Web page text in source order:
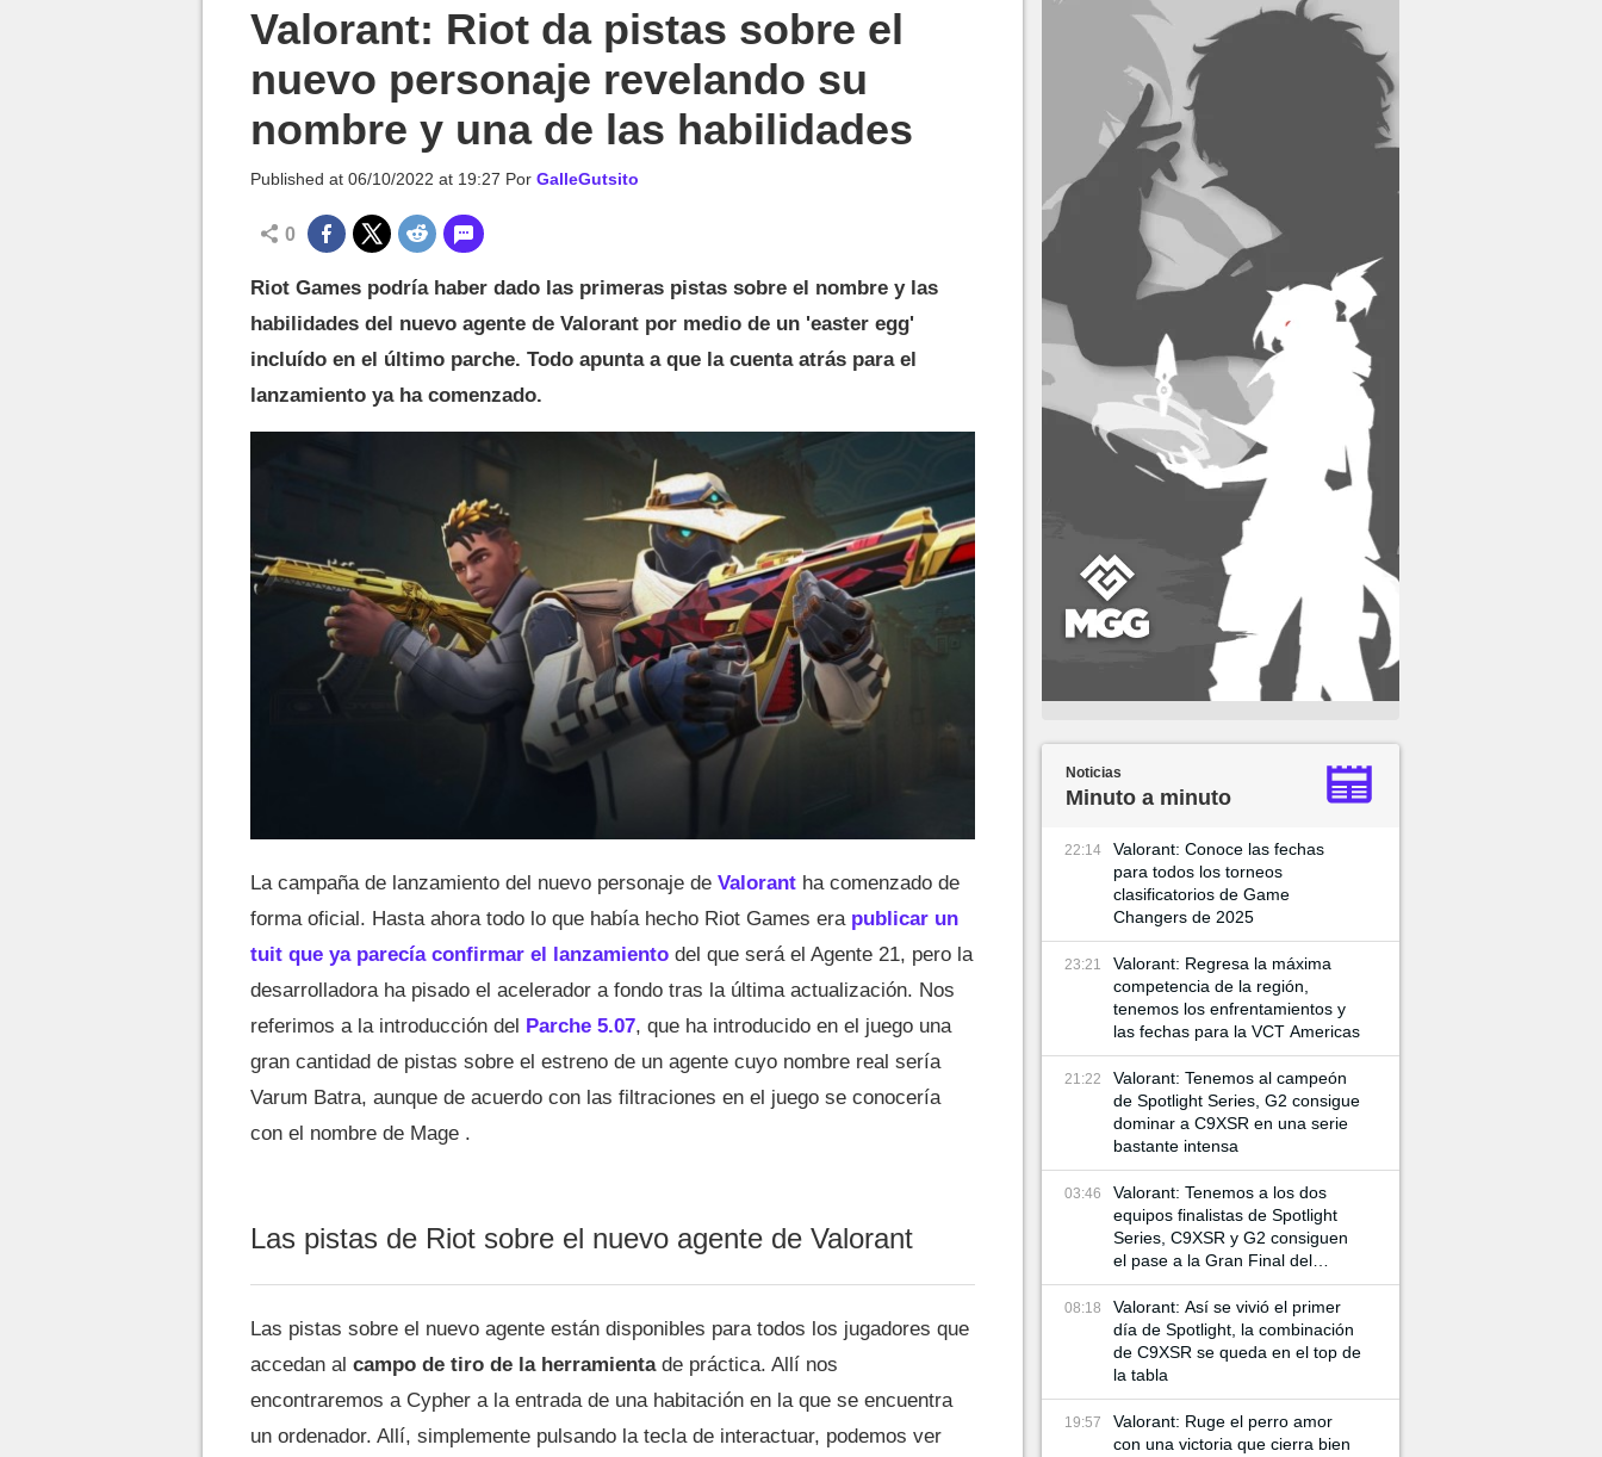
Valorant: Riot da pistas sobre el
nuevo personaje revelando su
nombre y una de las habilidades
Published at 06/10/2022 at 19:27 Por GalleGutsito
0
Riot Games podría haber dado las primeras pistas sobre el nombre y las
habilidades del nuevo agente de Valorant por medio de un 'easter egg'
incluído en el último parche. Todo apunta a que la cuenta atrás para el
lanzamiento ya ha comenzado.
La campaña de lanzamiento del nuevo personaje de Valorant ha comenzado de
forma oficial. Hasta ahora todo lo que había hecho Riot Games era publicar un
tuit que ya parecía confirmar el lanzamiento del que será el Agente 21, pero la
desarrolladora ha pisado el acelerador a fondo tras la última actualización. Nos
referimos a la introducción del Parche 5.07, que ha introducido en el juego una
gran cantidad de pistas sobre el estreno de un agente cuyo nombre real sería
Varum Batra, aunque de acuerdo con las filtraciones en el juego se conocería
con el nombre de Mage .
Las pistas de Riot sobre el nuevo agente de Valorant
Las pistas sobre el nuevo agente están disponibles para todos los jugadores que
accedan al campo de tiro de la herramientade práctica. Allí nos
encontraremos a Cypher a la entrada de una habitación en la que se encuentra
un ordenador. Allí, simplemente pulsando la tecla de interactuar, podemos ver
Noticias
Minuto a minuto
22:14
Valorant: Conoce las fechas
para todos los torneos
clasificatorios de Game
Changers de 2025
23:21
Valorant: Regresa la máxima
competencia de la región,
tenemos los enfrentamientos y
las fechas para la VCT Americas
21:22
Valorant: Tenemos al campeón
de Spotlight Series, G2 consigue
dominar a C9XSR en una serie
bastante intensa
03:46
Valorant: Tenemos a los dos
equipos finalistas de Spotlight
Series, C9XSR y G2 consiguen
el pase a la Gran Final del
torneo
08:18
Valorant: Así se vivió el primer
día de Spotlight, la combinación
de C9XSR se queda en el top de
la tabla
19:57
Valorant: Ruge el perro amor
con una victoria que cierra bien